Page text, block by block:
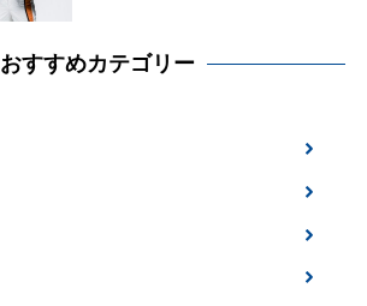
おすすめカテゴリー